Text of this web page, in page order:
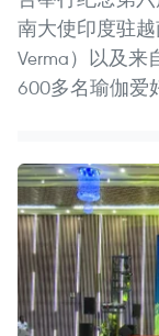
南大使印度驻
Verma）以及
600多名瑜伽爱